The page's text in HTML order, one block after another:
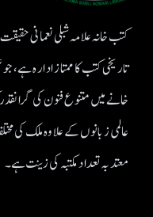
کتب خانہ علامہ شبلی نعمانی
تاریخی کتب کا ممتاز ادارہ ہے،
خانے میں متنوع فنون کی
عالمی زبانوں کے علاوہ ملک کی
معتد بہ تعداد مکتبہ کی زینت ہے۔